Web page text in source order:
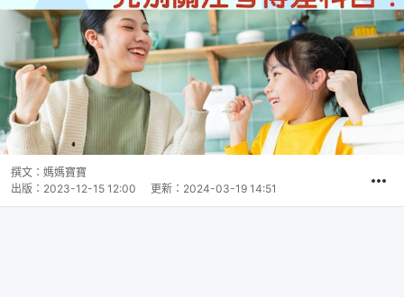
撰文： 媽媽寶寶
出版： 2023-12-15 12:00 更新： 2024-03-19 14:51